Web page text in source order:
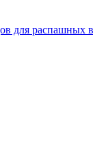
для распашных